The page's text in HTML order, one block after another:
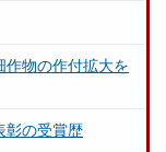
作物の作付拡大を
彰の受賞歴